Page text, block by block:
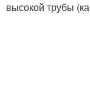
высокой трубы